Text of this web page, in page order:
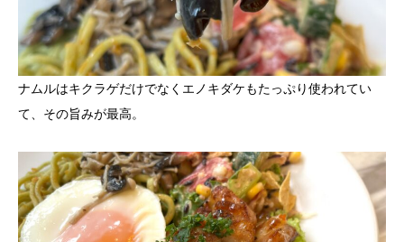
ナムルはキクラゲだけでなくエノキダケもたっぷり使われてい
て、その旨みが最高。